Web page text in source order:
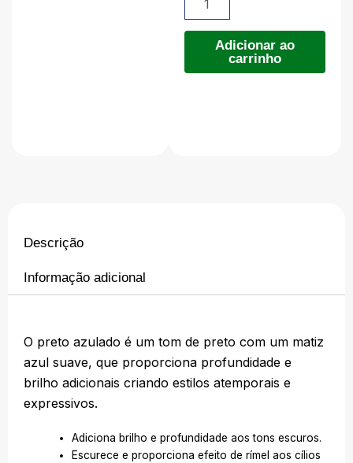
era:
é:
Azulado
quantidade
Adicionar ao
carrinho
Descrição
Informação adicional
O preto azulado é um tom de preto com um matiz
azul suave, que proporciona profundidade e
brilho adicionais criando estilos atemporais e
expressivos.
Adiciona brilho e profundidade aos tons escuros.
Escurece e proporciona efeito de rímel aos cílios